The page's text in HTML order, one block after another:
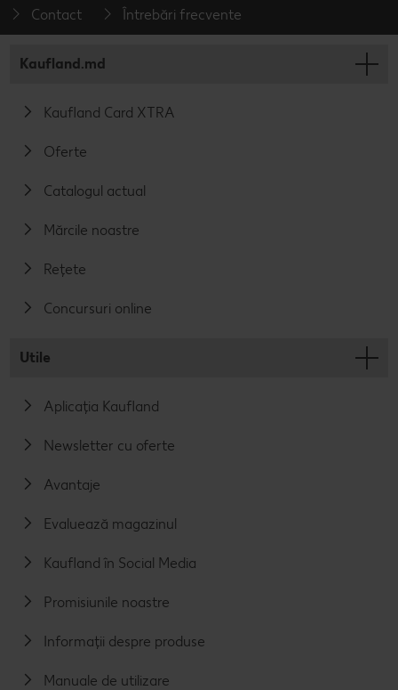
Contact Întrebări frecvente
Kaufland.md
Kaufland Card XTRA
Oferte
Catalogul actual
Mărcile noastre
Rețete
Concursuri online
Utile
Aplicația Kaufland
Newsletter cu oferte
Avantaje
Evaluează magazinul
Kaufland în Social Media
Promisiunile noastre
Informații despre produse
Manuale de utilizare